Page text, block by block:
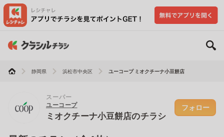
静岡県 浜松市中央区 ユーコープ ミオクチーナ小豆餅店
スーパー
ユーコープ
ミオクチーナ小豆餅店のチラシ
フォロー